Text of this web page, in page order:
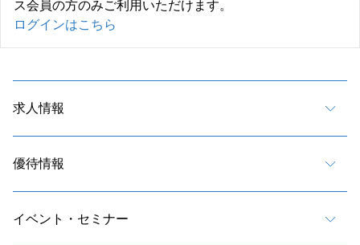
ス会員の方のみご利用いただけます。
ログインはこちら
求人情報
優待情報
イベント・セミナー